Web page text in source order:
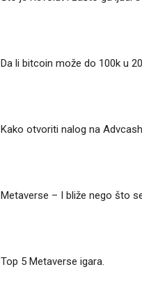
Da li bitcoin može do 100k u
Kako otvoriti nalog na
Metaverse – I bliže nego što
Top 5 Metaverse igara.